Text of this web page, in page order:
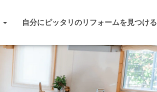
自分にピッタリのリフォームを見つける